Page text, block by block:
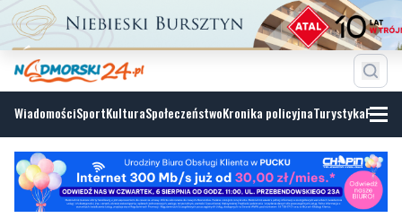
WiadomościSportKulturaSpołeczeństwoKronika policyjnaTurystyka
Jest nowy komendant wojewódzki